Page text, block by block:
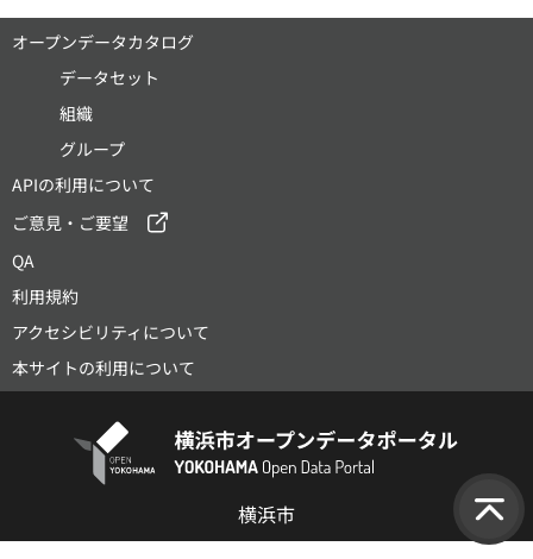
オープンデータカタログ
データセット
組織
グループ
APIの利用について
ご意見・ご要望
QA
利用規約
アクセシビリティについて
本サイトの利用について
横浜市